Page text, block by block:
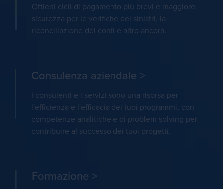
Ottieni cicli di pagamento più brevi e maggiore
sicurezza per le verifiche dei sinistri, la
riconciliazione dei conti e altro ancora.
Consulenza aziendale >
I consulenti e i servizi sono una risorsa per
l'efficienza e l'efficacia dei tuoi programmi, con
competenze analitiche e di problem solving per
contribuire al successo dei tuoi progetti.
Formazione >